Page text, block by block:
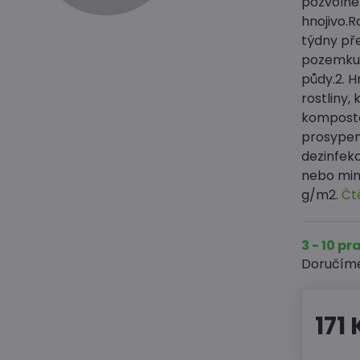
týdny
půdy.2.
rostliny,
nebo
g/m2.
3 - 10
171